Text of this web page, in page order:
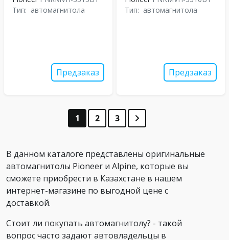
Тип: автомагнитола
Предзаказ
Тип: автомагнитола
Предзаказ
1 2 3
В данном каталоге представлены оригинальные
автомагнитолы Pioneer и Alpine, которые вы
сможете приобрести в Казахстане в нашем
интернет-магазине по выгодной цене с
доставкой.
Стоит ли покупать автомагнитолу? - такой
вопрос часто задают автовладельцы в